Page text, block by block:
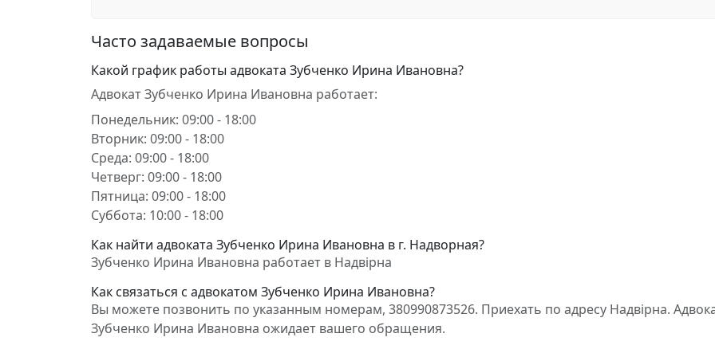
Часто задаваемые вопросы
Какой график работы адвоката Зубченко Ирина Ивановна?
Адвокат Зубченко Ирина Ивановна работает:
Понедельник: 09:00 - 18:00
Вторник: 09:00 - 18:00
Среда: 09:00 - 18:00
Четверг: 09:00 - 18:00
Пятница: 09:00 - 18:00
Суббота: 10:00 - 18:00
Как найти адвоката Зубченко Ирина Ивановна в г. Надворная?
Зубченко Ирина Ивановна работает в Надвірна
Как связаться с адвокатом Зубченко Ирина Ивановна?
Вы можете позвонить по указанным номерам, 380990873526. Приехать по адресу Надвірна.
Зубченко Ирина Ивановна ожидает вашего обращения.